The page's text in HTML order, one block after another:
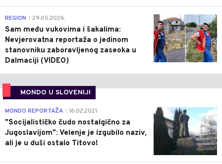
0
REGION 29.05.2026.
Sam među vukovima i šakalima:
Nevjerovatna reportaža o jedinom
stanovniku zaboravljenog zaseoka u
Dalmaciji (VIDEO)
MONDO U SLOVENIJI
4
MONDO REPORTAŽA 16.02.2021.
"Socijalističko čudo nostalgično za
Jugoslavijom": Velenje je izgubilo naziv,
ali je u duši ostalo Titovo!